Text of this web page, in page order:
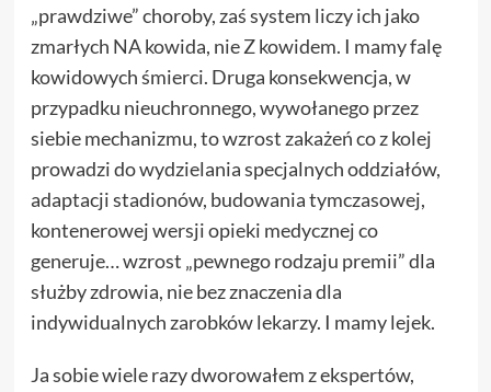
„prawdziwe” choroby, zaś system liczy ich jako
zmarłych NA kowida, nie Z kowidem. I mamy falę
kowidowych śmierci. Druga konsekwencja, w
przypadku nieuchronnego, wywołanego przez
siebie mechanizmu, to wzrost zakażeń co z kolej
prowadzi do wydzielania specjalnych oddziałów,
adaptacji stadionów, budowania tymczasowej,
kontenerowej wersji opieki medycznej co
generuje… wzrost „pewnego rodzaju premii” dla
służby zdrowia, nie bez znaczenia dla
indywidualnych zarobków lekarzy. I mamy lejek.
Ja sobie wiele razy dworowałem z ekspertów,